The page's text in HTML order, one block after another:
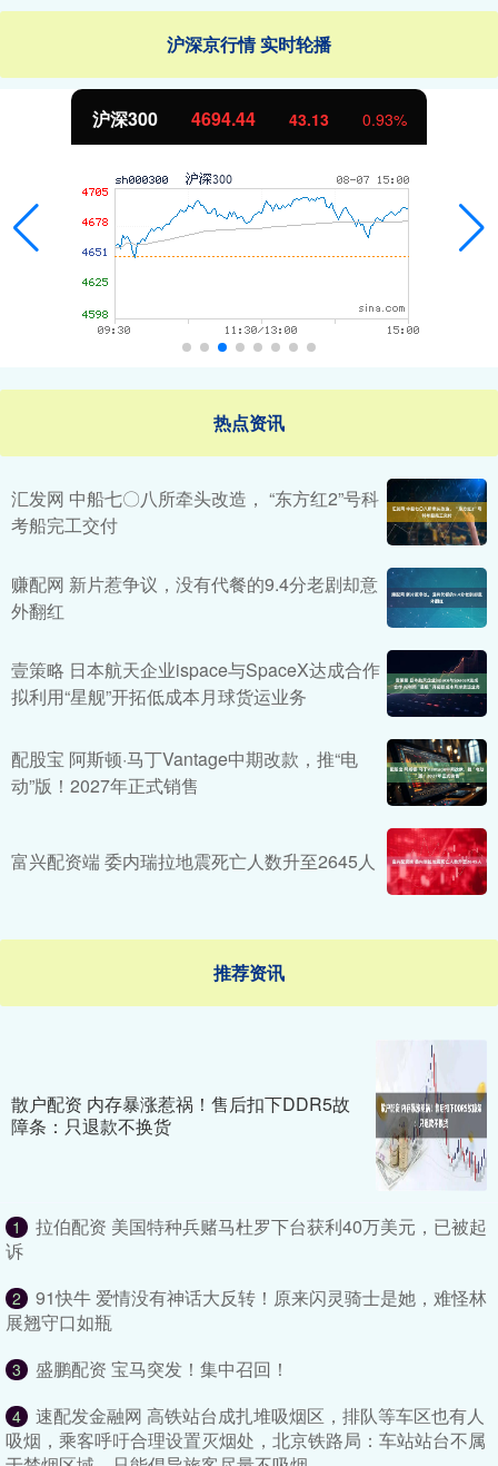
沪深京行情 实时轮播
北证50 1134.24 11.37 1.01%
热点资讯
汇发网 中船七〇八所牵头改造， “东方红2”号科
考船完工交付
赚配网 新片惹争议，没有代餐的9.4分老剧却意
外翻红
壹策略 日本航天企业ispace与SpaceX达成合作
拟利用“星舰”开拓低成本月球货运业务
配股宝 阿斯顿·马丁Vantage中期改款，推“电
动”版！2027年正式销售
富兴配资端 委内瑞拉地震死亡人数升至2645人
推荐资讯
散户配资 内存暴涨惹祸！售后扣下DDR5故
障条：只退款不换货
1
拉伯配资 美国特种兵赌马杜罗下台获利40万美元，已被起
诉
2
91快牛 爱情没有神话大反转！原来闪灵骑士是她，难怪林
展翘守口如瓶
3 盛鹏配资 宝马突发！集中召回！
4
速配发金融网 高铁站台成扎堆吸烟区，排队等车区也有人
吸烟，乘客呼吁合理设置灭烟处，北京铁路局：车站站台不属